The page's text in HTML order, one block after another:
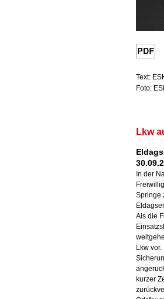
Text:
Foto:
Lkw
In der
Springe
Als die
Lkw
kurzer